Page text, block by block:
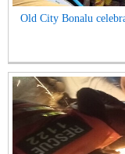
Old City Bonalu